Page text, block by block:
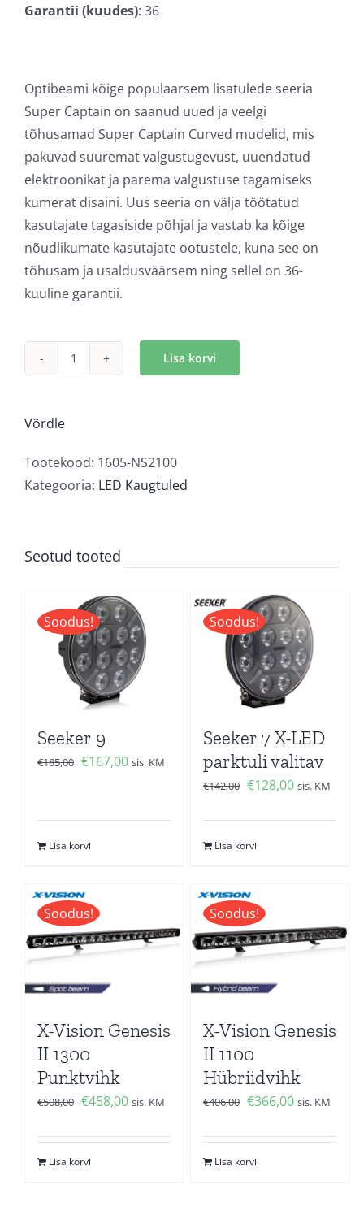
Garantii (kuudes): 36
Optibeami kõige populaarsem lisatulede seeria
Super Captain on saanud uued ja veelgi
tõhusamad Super Captain Curved mudelid, mis
pakuvad suuremat valgustugevust, uuendatud
elektroonikat ja parema valgustuse tagamiseks
kumerat disaini. Uus seeria on välja töötatud
kasutajate tagasiside põhjal ja vastab ka kõige
nõudlikumate kasutajate ootustele, kuna see on
tõhusam ja usaldusväärsem ning sellel on 36-
kuuline garantii.
Optibeam
600
Curved
Lisa korvi
Võrdle
Tootekood: 1605-NS2100
Kategooria: LED Kaugtuled
Seotud tooted
Soodus!
Seeker 9
€185,00 Algne
€185,00.
€167,00Current
€167,00.
sis. KM
Lisa korvi
Soodus!
Seeker 7 X-LED
parktuli valitav
€142,00 Algne
oli:
€142,00.
€128,00Current
is:
sis. KM
Lisa korvi
Soodus!
X-Vision Genesis
II 1300
Punktvihk
€508,00 Algne
oli:
€508,00.
€458,00Current
is:
sis. KM
Lisa korvi
Soodus!
X-Vision Genesis
II 1100
Hübriidvihk
€406,00 Algne
oli:
€406,00.
€366,00Current
is:
sis. KM
Lisa korvi